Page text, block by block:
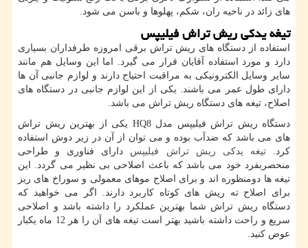
های زائد در ناحیه ران، شکم، پهلوها و باسن می شود.
تیغه یدکی ریش تراش فیلیپس
استفاده از دستگاه های ریش تراش برقی امروزه طرفداران بسیاری
دارد و مورد استفاده آقایان قرار می گیرد. اما این وسایل هم مانند
سایر وسایل الکترونیکی به مراقبت احتیاج دارند و لوازم جانبی آن ها
دارای طول عمر می باشند. یکی از این لوازم جانبی در دستگاه های
اصلاح، تیغه های دستگاه ریش تراش می باشد.
دستگاه ریش تراش فیلیپس مدلHQ8 یکی از بهترین ریش تراش
های می باشد که ضدآب بوده و می توان از آن در زیر دوش استفاده
کرد.تیغه یدکی ریش تراش فیلیپس دارای فناوری و طراحی
منحصربفرد خود می باشد که باعث اصلاحی بی نظیر می گردد. این
تیغه ها دومنظوره اند و برای اصلاح موهای معمولی و سوراخ های ریز
برای اصلاح ته ریش های کوتاه کاربرد دارند. اگر می خواهید که
دستگاه ریش تراش شما بهترین عملکرد را داشته باشد و اصلاحی
سریع و راحت داشته باشید بهتر است تیغه های آن را هر 12 ماه یکبار
عوض کنید.